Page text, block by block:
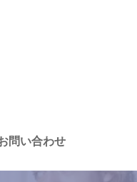
問い合わせ